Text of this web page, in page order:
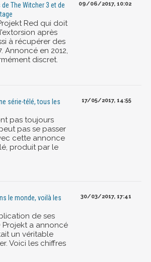
The Witcher 3 et de
Red qui doit
après
à récupérer des
Annoncé en 2012,
discret.
09/06/2017, 10:02
série-télé, tous les
pas toujours
pas se passer
cette annonce
produit par le
17/05/2017, 14:55
le monde, voilà les
de ses
Projekt a annoncé
un véritable
Voici les chiffres
30/03/2017, 17:41